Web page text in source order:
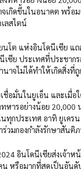
เกิดขึ้นในอนาคต พร้อ
ลสไตน์
นโต แห่งอินโดนีเซีย
เซีย ประเทศที่ประชา
าจไม่ได้ทำให้เกิดสิ่งที่ถู
เชื่อมั่นในยูเอ็น และเ
หารอย่างน้อย
กประเทศ อาทิ ยูเคร
วมกองกำลังรักษาสันติ
อินโดนีเซียส่งเจ้า
หรือมากที่สุดเป็นอันดั